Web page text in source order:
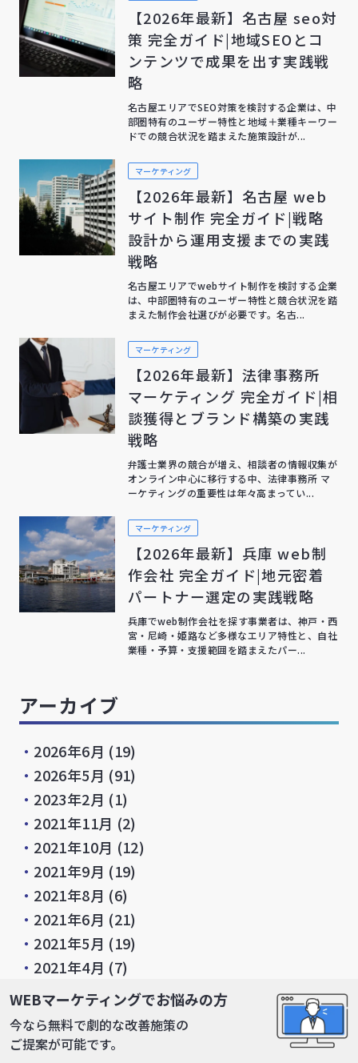
【2026年最新】名古屋 seo対
策 完全ガイド|地域SEOとコ
ンテンツで成果を出す実践戦
略
名古屋エリアでSEO対策を検討する企業は、中
部圏特有のユーザー特性と地域＋業種キーワー
ドでの競合状況を踏まえた施策設計が...
マーケティング
【2026年最新】名古屋 web
サイト制作 完全ガイド|戦略
設計から運用支援までの実践
戦略
名古屋エリアでwebサイト制作を検討する企業
は、中部圏特有のユーザー特性と競合状況を踏
まえた制作会社選びが必要です。名古...
マーケティング
【2026年最新】法律事務所
マーケティング 完全ガイド|相
談獲得とブランド構築の実践
戦略
弁護士業界の競合が増え、相談者の情報収集が
オンライン中心に移行する中、法律事務所 マ
ーケティングの重要性は年々高まってい...
マーケティング
【2026年最新】兵庫 web制
作会社 完全ガイド|地元密着
パートナー選定の実践戦略
兵庫でweb制作会社を探す事業者は、神戸・西
宮・尼崎・姫路など多様なエリア特性と、自社
業種・予算・支援範囲を踏まえたパー...
アーカイブ
・ 2026年6月 (19)
・ 2026年5月 (91)
・ 2023年2月 (1)
・ 2021年11月 (2)
・ 2021年10月 (12)
・ 2021年9月 (19)
・ 2021年8月 (6)
・ 2021年6月 (21)
・ 2021年5月 (19)
・ 2021年4月 (7)
・2021年3月 (10)
・ 2021年2月(13)
・2020年11月
WEBマーケティングでお悩みの方
今なら無料で劇的な改善施策の
ご提案が可能です。